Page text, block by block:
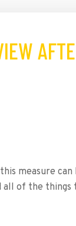
measure
all of the things